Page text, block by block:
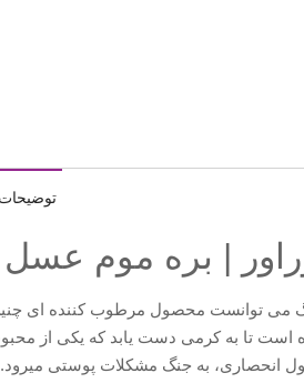
| بره موم عسل
می توانست محصول مرطوب کننده ای
است تا به کرمی دست یابد که یکی از
انحصاری، به جنگ مشکلات پوستی میرود.